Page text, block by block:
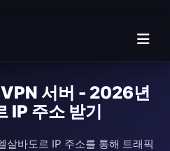
서버 - 2026년
IP 주소 받기
바도르 IP 주소를 통해 트래픽